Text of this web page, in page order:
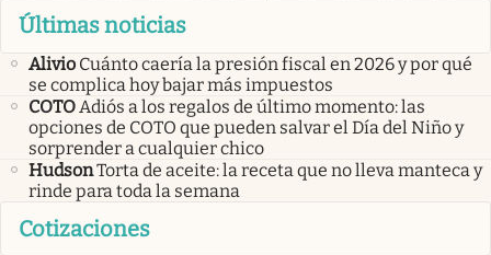
Últimas noticias
Alivio Cuánto caería la presión fiscal en 2026 y por qué
se complica hoy bajar más impuestos
COTO Adiós a los regalos de último momento: las
opciones de COTO que pueden salvar el Día del Niño y
sorprender a cualquier chico
HudsonTorta de aceite: la receta que no lleva manteca y
rinde para toda la semana
Cotizaciones